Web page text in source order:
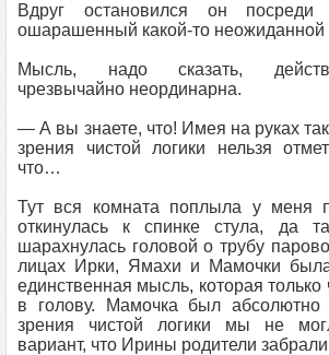
Вдруг остановился он посреди
ошарашенный какой-то
Мысль, надо сказать,
чрезвычайно неординарна.
— А вы знаете, что! Имея на руках
зрения чистой логики нельзя
что…
Тут вся комната поплыла у меня
откинулась к спинке стула, да
шарахнулась головой о трубу
лицах Ирки, Ямахи и Мамочки
единственная мысль, которая
в голову. Мамочка был
зрения чистой логики мы не
вариант, что Ирины родители